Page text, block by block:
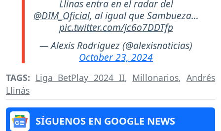
Llinas entra en el radar del
@DIM_Oficial, al igual que Sambueza…
pic.twitter.com/jc6o7DDTfp
— Alexis Rodriguez (@alexisnoticias)
October 23, 2024
TAGS: Liga BetPlay 2024 II, Millonarios,Andrés
Llinás
SÍGUENOS EN GOOGLE NEWS